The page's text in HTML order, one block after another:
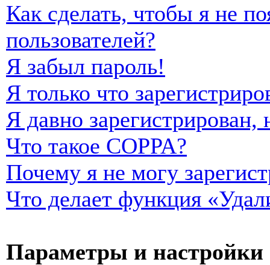
Как сделать, чтобы я не
пользователей?
Я забыл пароль!
Я только что
Я давно
Что такое COPPA?
Почему я не могу
Что делает функция
Параметры и настройки